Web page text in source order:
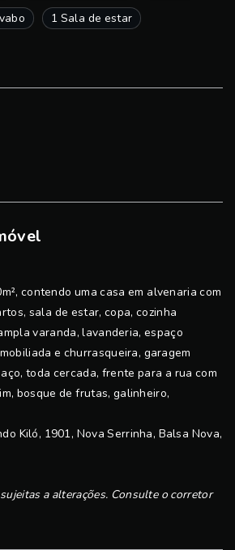
1 Sala de estar
contendo uma casa em alvenaria com
sala de estar, copa, cozinha
varanda, lavanderia, espaço
e churrasqueira, garagem
toda cercada, frente para a rua com
bosque de frutas, galinheiro,
Kiló, 1901, Nova Serrinha, Balsa Nova,
a alterações. Consulte o corretor